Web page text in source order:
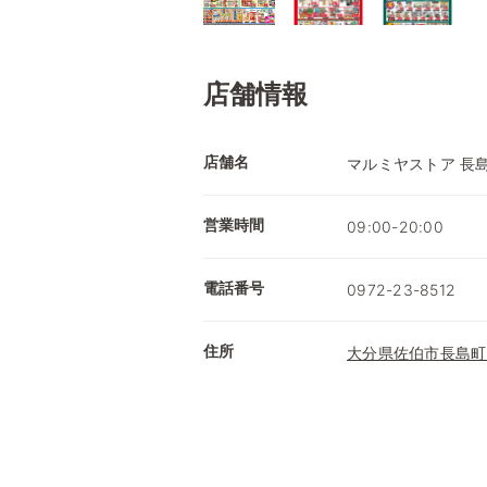
店舗情報
店舗名 マルミヤストア 長
営業時間 09:00-20:00
電話番号 0972-23-8512
住所 大分県佐伯市長島